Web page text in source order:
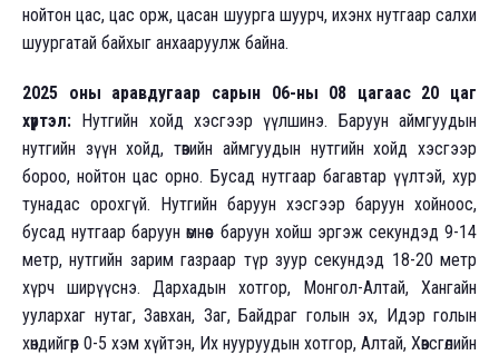
нойтон цас, цас орж, цасан шуурга шуурч, ихэнх нутгаар салхи
шуургатай байхыг анхааруулж байна.
2025 оны аравдугаар сарын 06-ны 08 цагаас 20 цаг
хүртэл: Нутгийн хойд хэсгээр үүлшинэ. Баруун аймгуудын
нутгийн зүүн хойд, төвийн аймгуудын нутгийн хойд хэсгээр
бороо, нойтон цас орно. Бусад нутгаар багавтар үүлтэй, хур
тунадас орохгүй. Нутгийн баруун хэсгээр баруун хойноос,
бусад нутгаар баруун өмнөөс баруун хойш эргэж секундэд 9-14
метр, нутгийн зарим газраар түр зуур секундэд 18-20 метр
хүрч ширүүснэ. Дархадын хотгор, Монгол-Алтай, Хангайн
уулархаг нутаг, Завхан, Заг, Байдраг голын эх, Идэр голын
хөндийгөөр 0-5 хэм хүйтэн, Их нууруудын хотгор, Алтай, Хөвсгөлийн